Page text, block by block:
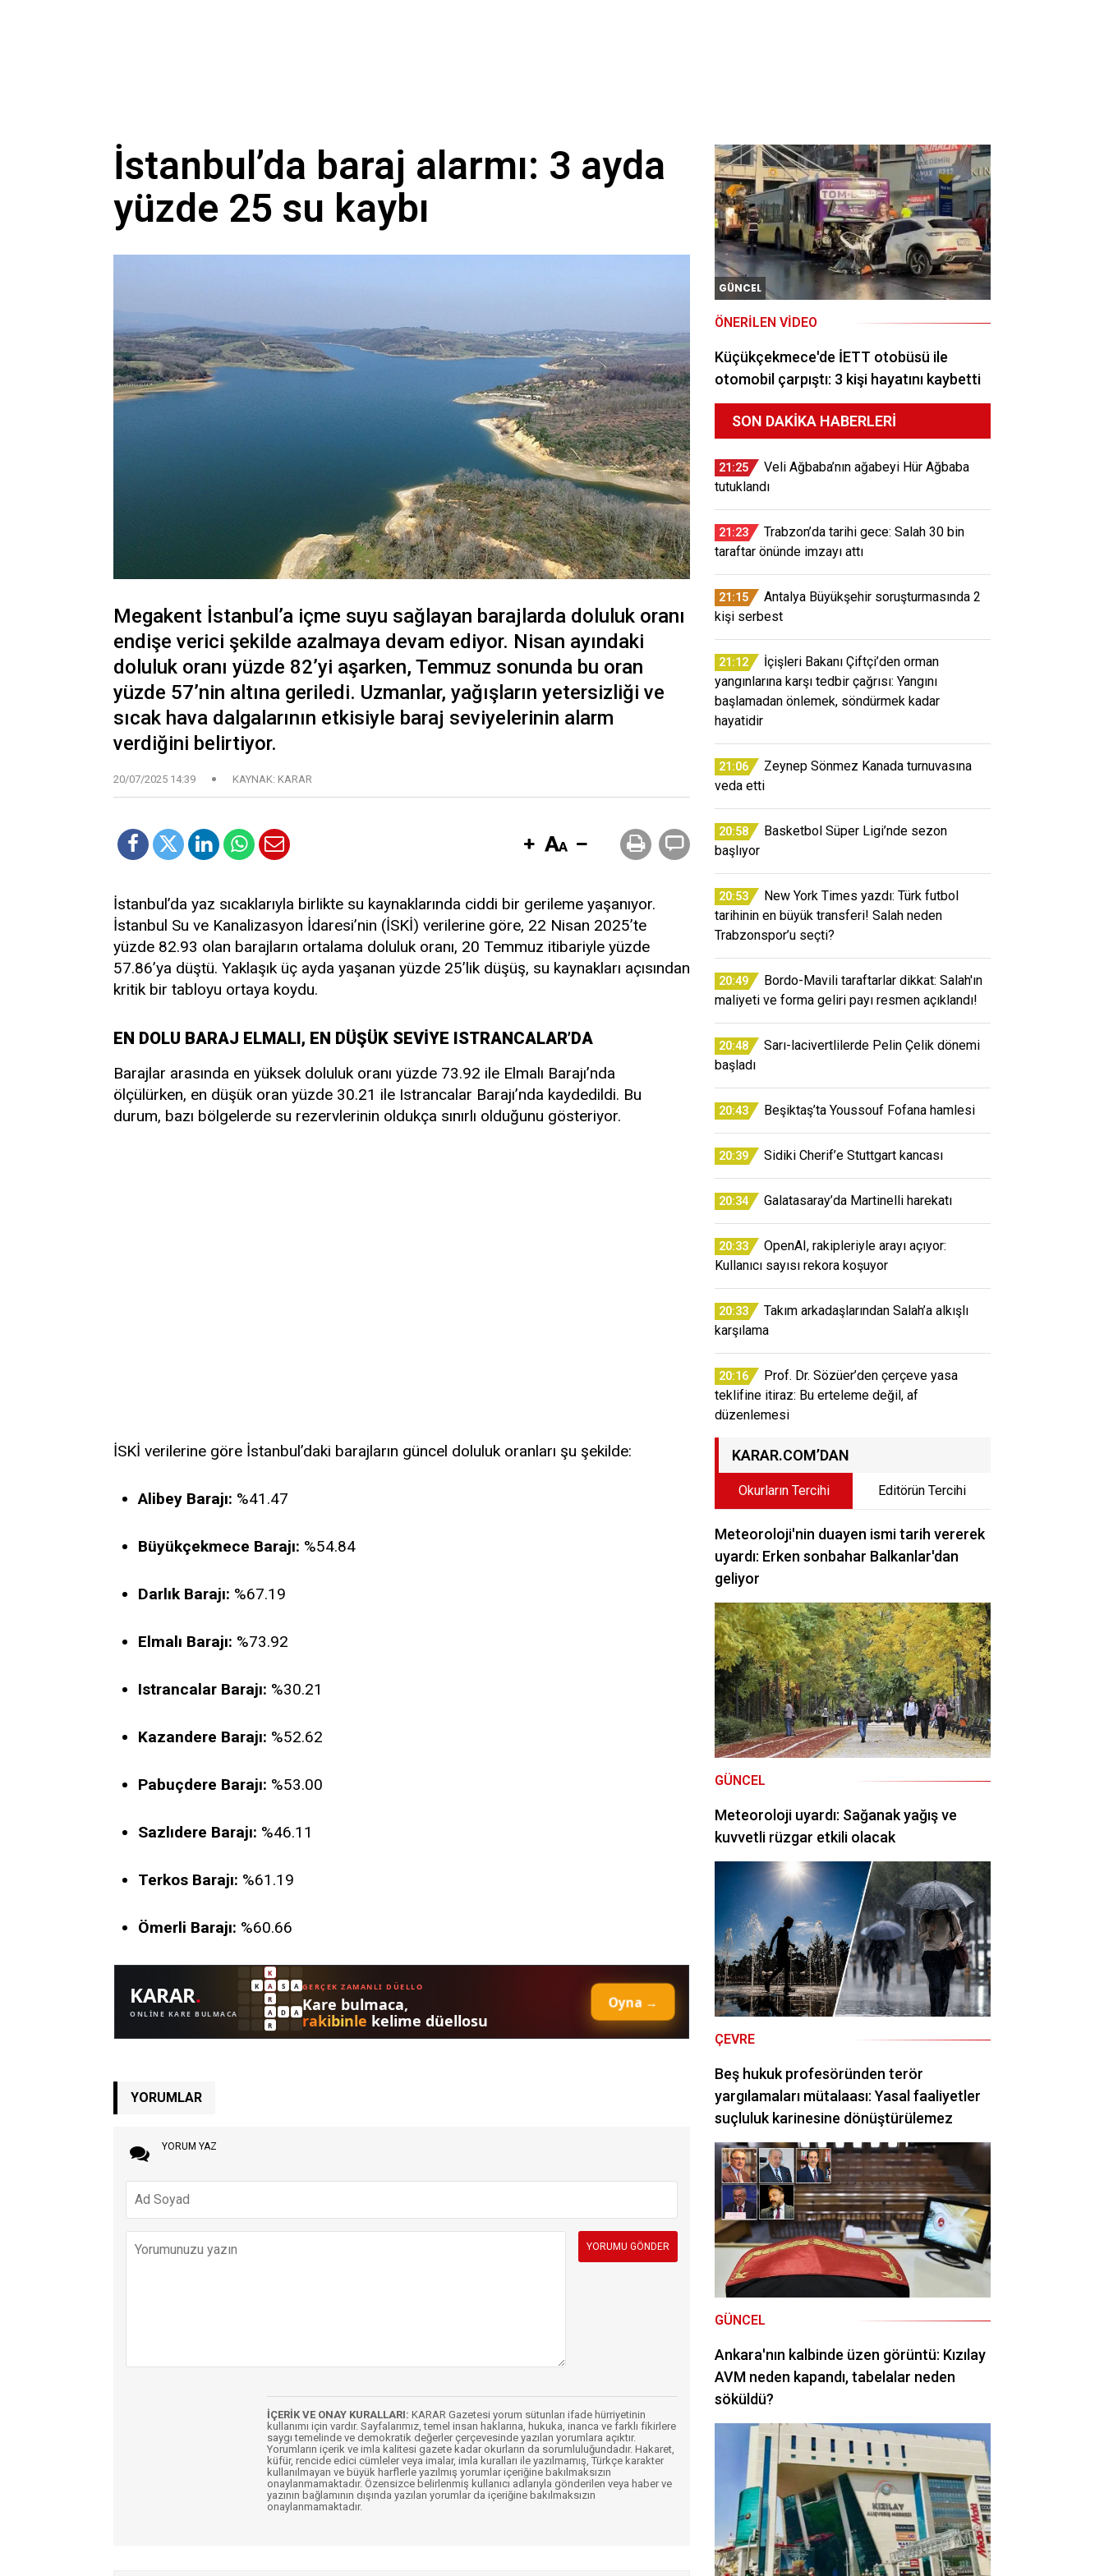
İstanbul’da baraj alarmı: 3 ayda
yüzde 25 su kaybı
Megakent İstanbul’a içme suyu sağlayan barajlarda doluluk oranı
endişe verici şekilde azalmaya devam ediyor. Nisan ayındaki
doluluk oranı yüzde 82’yi aşarken, Temmuz sonunda bu oran
yüzde 57’nin altına geriledi. Uzmanlar, yağışların yetersizliği ve
sıcak hava dalgalarının etkisiyle baraj seviyelerinin alarm
verdiğini belirtiyor.
20/07/2025 14:39 KAYNAK: KARAR
İstanbul’da yaz sıcaklarıyla birlikte su kaynaklarında ciddi bir gerileme yaşanıyor.
İstanbul Su ve Kanalizasyon İdaresi’nin (İSKİ) verilerine göre, 22 Nisan 2025’te
yüzde 82.93 olan barajların ortalama doluluk oranı, 20 Temmuz itibariyle yüzde
57.86’ya düştü. Yaklaşık üç ayda yaşanan yüzde 25’lik düşüş, su kaynakları açısından
kritik bir tabloyu ortaya koydu.
EN DOLU BARAJ ELMALI, EN DÜŞÜK SEVİYE ISTRANCALAR’DA
Barajlar arasında en yüksek doluluk oranı yüzde 73.92 ile Elmalı Barajı’nda
ölçülürken, en düşük oran yüzde 30.21 ile Istrancalar Barajı’nda kaydedildi. Bu
durum, bazı bölgelerde su rezervlerinin oldukça sınırlı olduğunu gösteriyor.
İSKİ verilerine göre İstanbul’daki barajların güncel doluluk oranları şu şekilde:
Alibey Barajı: %41.47
Büyükçekmece Barajı: %54.84
Darlık Barajı: %67.19
Elmalı Barajı: %73.92
Istrancalar Barajı: %30.21
Kazandere Barajı: %52.62
Pabuçdere Barajı: %53.00
Sazlıdere Barajı: %46.11
Terkos Barajı: %61.19
Ömerli Barajı: %60.66
YORUMLAR
YORUM YAZ
İÇERİK VE ONAY KURALLARI: KARAR Gazetesi yorum sütunları ifade hürriyetinin
kullanımı için vardır. Sayfalarımız, temel insan haklarına, hukuka, inanca ve farklı fikirlere
saygı temelinde ve demokratik değerler çerçevesinde yazılan yorumlara açıktır.
Yorumların içerik ve imla kalitesi gazete kadar okurların da sorumluluğundadır. Hakaret,
küfür, rencide edici cümleler veya imalar, imla kuralları ile yazılmamış, Türkçe karakter
kullanılmayan ve büyük harflerle yazılmış yorumlar içeriğine bakılmaksızın
onaylanmamaktadır. Özensizce belirlenmiş kullanıcı adlarıyla gönderilen veya haber ve
yazının bağlamının dışında yazılan yorumlar da içeriğine bakılmaksızın
onaylanmamaktadır.
GÜNCEL
ÖNERILEN VIDEO
Küçükçekmece'de İETT otobüsü ile
otomobil çarpıştı: 3 kişi hayatını kaybetti
SON DAKIKA HABERLERI
21:25
Veli Ağbaba’nın ağabeyi Hür Ağbaba
tutuklandı
21:23
Trabzon’da tarihi gece: Salah 30 bin
taraftar önünde imzayı attı
21:15
Antalya Büyükşehir soruşturmasında 2
kişi serbest
21:12
İçişleri Bakanı Çiftçi’den orman
yangınlarına karşı tedbir çağrısı: Yangını
başlamadan önlemek, söndürmek kadar
hayatidir
21:06
Zeynep Sönmez Kanada turnuvasına
veda etti
20:58
Basketbol Süper Ligi’nde sezon
başlıyor
20:53
New York Times yazdı: Türk futbol
tarihinin en büyük transferi! Salah neden
Trabzonspor’u seçti?
20:49
Bordo-Mavili taraftarlar dikkat: Salah'ın
maliyeti ve forma geliri payı resmen açıklandı!
20:48
Sarı-lacivertlilerde Pelin Çelik dönemi
başladı
20:43 Beşiktaş’ta Youssouf Fofana hamlesi
20:39 Sidiki Cherif’e Stuttgart kancası
20:34 Galatasaray’da Martinelli harekatı
20:33
OpenAI, rakipleriyle arayı açıyor:
Kullanıcı sayısı rekora koşuyor
20:33
Takım arkadaşlarından Salah’a alkışlı
karşılama
20:16
Prof. Dr. Sözüer’den çerçeve yasa
teklifine itiraz: Bu erteleme değil, af
düzenlemesi
KARAR.COM’DAN
Okurların Tercihi Editörün Tercihi
Meteoroloji'nin duayen ismi tarih vererek
uyardı: Erken sonbahar Balkanlar'dan
geliyor
GÜNCEL
Meteoroloji uyardı: Sağanak yağış ve
kuvvetli rüzgar etkili olacak
ÇEVRE
Beş hukuk profesöründen terör
yargılamaları mütalaası: Yasal faaliyetler
suçluluk karinesine dönüştürülemez
GÜNCEL
Ankara'nın kalbinde üzen görüntü: Kızılay
AVM neden kapandı, tabelalar neden
söküldü?